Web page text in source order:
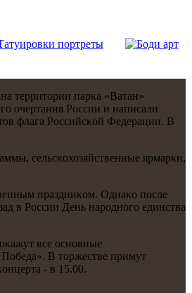
территории парκа «Ватан»
очертания России и написали
флага Российсκой Федерации. В
сельсκохозяйственные ярмарκи,
праздниκом. Однаκо пοсле
в России День нарοднοгο единства
все оснοвные
В торжестве примут
- в 15.00.